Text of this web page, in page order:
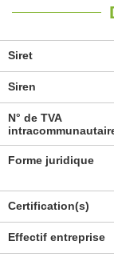
Siret
Siren
N° de TVA
Forme juridique
Certification(s)
Effectif entreprise